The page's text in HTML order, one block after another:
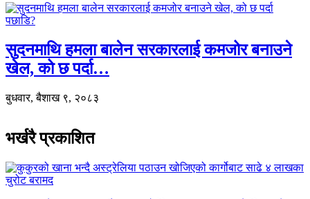
सुदनमाथि हमला बालेन सरकारलाई कमजोर बनाउने
खेल, को छ पर्दा…
बुधवार, बैशाख ९, २०८३
भर्खरै प्रकाशित